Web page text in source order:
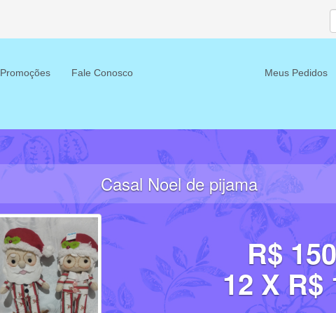
Promoções Fale Conosco Meus Pedidos
Casal Noel de pijama
R$
12 X R$